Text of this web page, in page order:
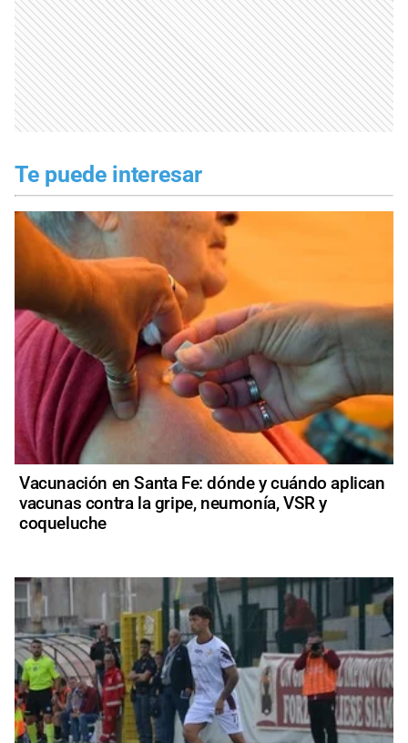
Te puede interesar
Vacunación en Santa Fe: dónde y cuándo aplican
vacunas contra la gripe, neumonía, VSR y
coqueluche